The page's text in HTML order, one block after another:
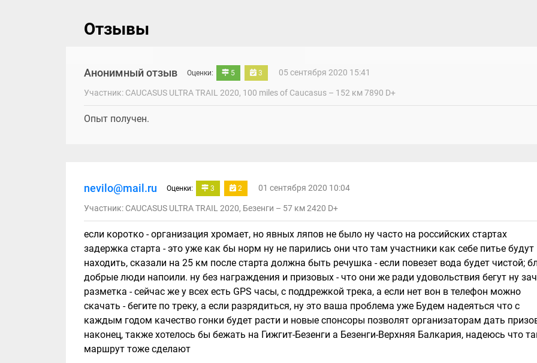
Отзывы
Анонимный отзыв Оценки: 5 3 05 сентября 2020 15:41
Участник: CAUCASUS ULTRA TRAIL 2020, 100 miles of Caucasus – 152 км 7890 D+
Опыт получен.
nevilo@mail.ru Оценки: 3 2 01 сентября 2020 10:04
Участник: CAUCASUS ULTRA TRAIL 2020, Безенги – 57 км 2420 D+
если коротко - организация хромает, но явных ляпов не было ну часто на российских стартах
задержка старта - это уже как бы норм ну не парились они что там участники как себе питье будут
находить, сказали на 25 км после старта должна быть речушка - если повезет вода будет чистой;
добрые люди напоили. ну без награждения и призовых - что они же ради удовольствия бегут ну
разметка - сейчас же у всех есть GPS часы, с поддрежкой трека, а если нет вон в телефон можно
скачать - бегите по треку, а если разрядиться, ну это ваша проблема уже Будем надеяться что с
каждым годом качество гонки будет расти и новые спонсоры позволят организаторам дать
наконец, также хотелось бы бежать на Гижгит-Безенги а Безенги-Верхняя Балкария, надеюсь что
маршрут тоже сделают